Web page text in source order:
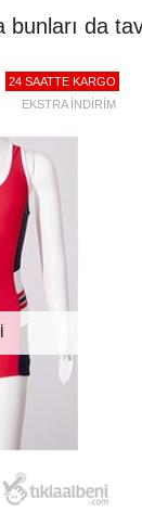
bunları da
24 SAATTE KARGO
EKSTRA İNDİRİM